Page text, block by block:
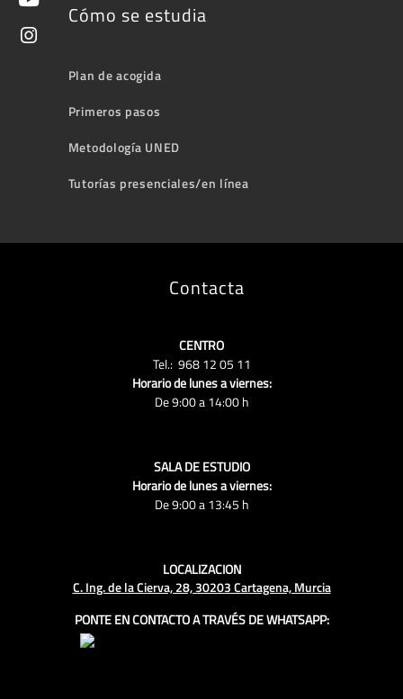
Cómo se estudia
Plan de acogida
Primeros pasos
Metodología UNED
Tutorías presenciales/en línea
Contacta
CENTRO
Tel.: 968 12 05 11
Horario de lunes a viernes:
De 9:00 a 14:00 h
SALA DE ESTUDIO
Horario de lunes a viernes:
De 9:00 a 13:45 h
LOCALIZACION
C. Ing. de la Cierva, 28, 30203 Cartagena, Murcia
PONTE EN CONTACTO A TRAVÉS DE WHATSAPP: